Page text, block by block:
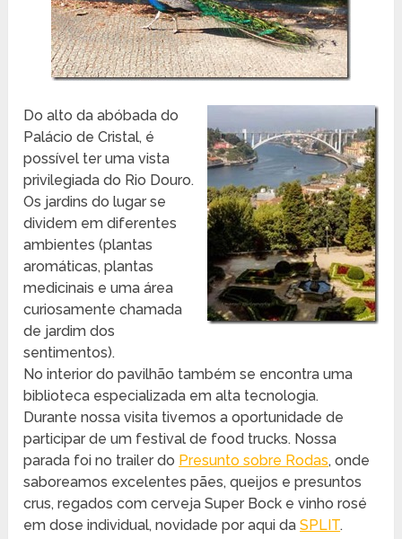
Do alto da abóbada do
Palácio de Cristal, é
possível ter uma vista
privilegiada do Rio Douro.
Os jardins do lugar se
dividem em diferentes
ambientes (plantas
aromáticas, plantas
medicinais e uma área
curiosamente chamada
de jardim dos
sentimentos).
No interior do pavilhão também se encontra uma
biblioteca especializada em alta tecnologia.
Durante nossa visita tivemos a oportunidade de
participar de um festival de food trucks. Nossa
parada foi no trailer do Presunto sobre Rodas, onde
saboreamos excelentes pães, queijos e presuntos
crus, regados com cerveja Super Bock e vinho rosé
em dose individual, novidade por aqui daSPLIT.